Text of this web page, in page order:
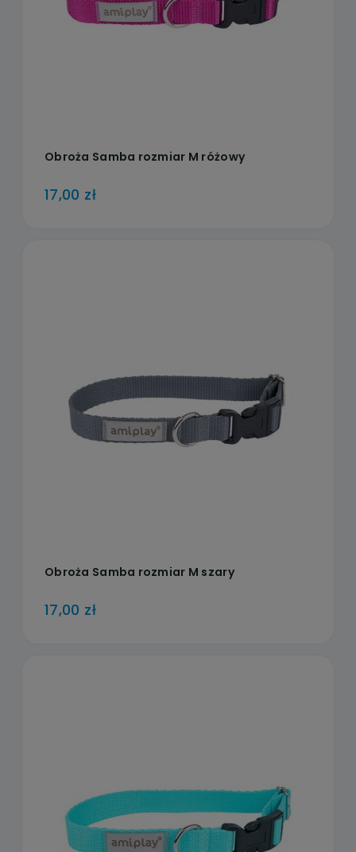
Obroża Samba rozmiar M różowy
17,00 zł
Obroża Samba rozmiar M szary
17,00 zł